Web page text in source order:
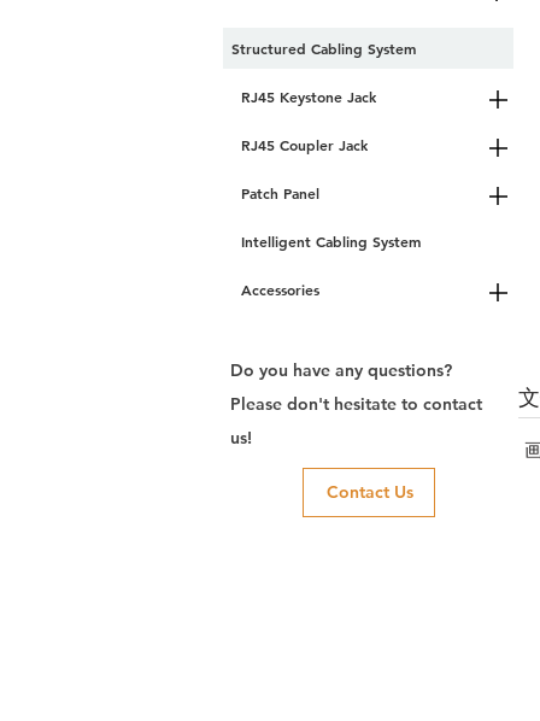
Structured Cabling System
RJ45 Keystone Jack
RJ45 Coupler Jack
Patch Panel
Intelligent Cabling System
Accessories
Do you have any questions?
Please don't hesitate to contact
us!
Contact Us